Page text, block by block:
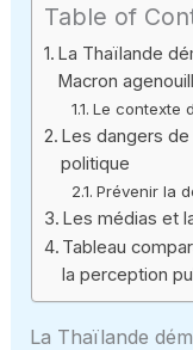
Table of
La Thaïlande
Macron
Le contexte
Les dangers de
politique
Prévenir la
Les médias et
Tableau
la perception
La Thaïlande